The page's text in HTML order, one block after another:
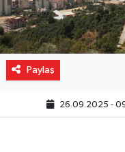
Paylaş
26.09.2025 -